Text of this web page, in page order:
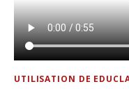
UTILISATION DE